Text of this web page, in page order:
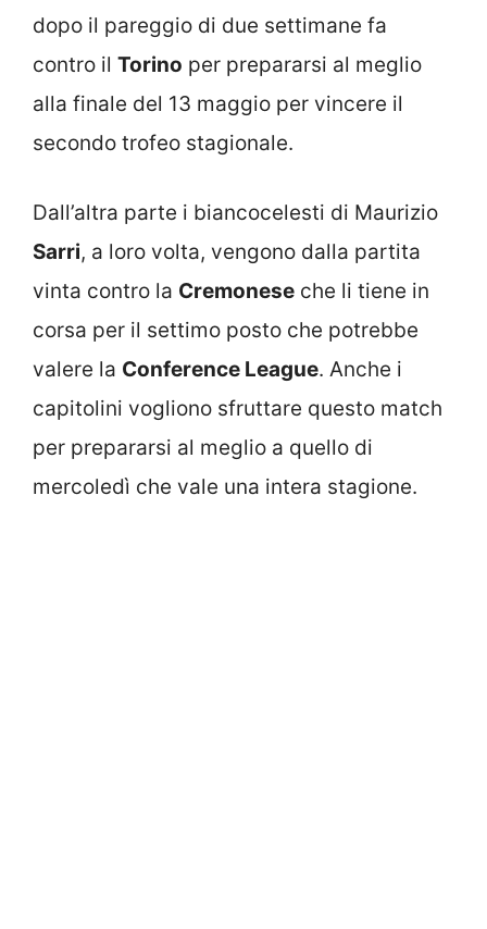
dopo il pareggio di due settimane fa
contro il Torino per prepararsi al meglio
alla finale del 13 maggio per vincere il
secondo trofeo stagionale.
Dall’altra parte i biancocelesti di Maurizio
Sarri, a loro volta, vengono dalla partita
vinta contro la Cremonese che li tiene in
corsa per il settimo posto che potrebbe
valere la Conference League. Anche i
capitolini vogliono sfruttare questo match
per prepararsi al meglio a quello di
mercoledì che vale una intera stagione.